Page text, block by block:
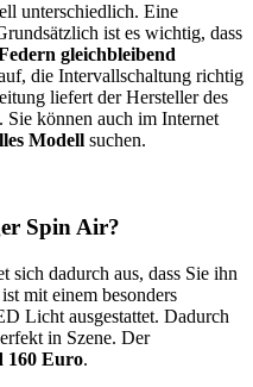
unterschiedlich. Eine
ist es wichtig, dass
gleichbleibend
die Intervallschaltung richtig
liefert der Hersteller des
können auch im Internet
Modell suchen.
Spin Air?
dadurch aus, dass Sie ihn
mit einem besonders
Licht ausgestattet. Dadurch
in Szene. Der
160 Euro.